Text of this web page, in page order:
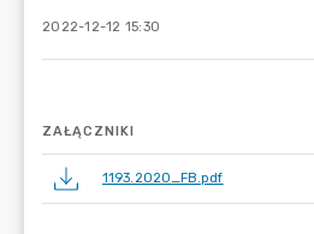
2022-12-12 15:30
ZAŁĄCZNIKI
1193.2020_FB.pdf